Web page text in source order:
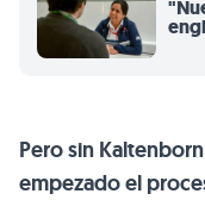
Pero sin
empezado el